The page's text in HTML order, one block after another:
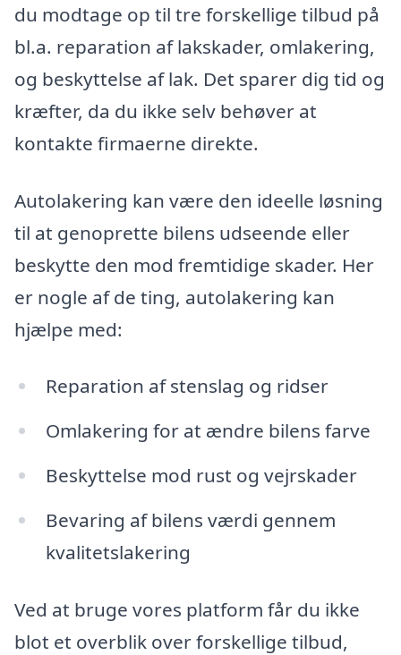
du modtage op til tre forskellige tilbud på
bl.a. reparation af lakskader, omlakering,
og beskyttelse af lak. Det sparer dig tid og
kræfter, da du ikke selv behøver at
kontakte firmaerne direkte.
Autolakering kan være den ideelle løsning
til at genoprette bilens udseende eller
beskytte den mod fremtidige skader. Her
er nogle af de ting, autolakering kan
hjælpe med:
Reparation af stenslag og ridser
Omlakering for at ændre bilens farve
Beskyttelse mod rust og vejrskader
Bevaring af bilens værdi gennem
kvalitetslakering
Ved at bruge vores platform får du ikke
blot et overblik over forskellige tilbud,